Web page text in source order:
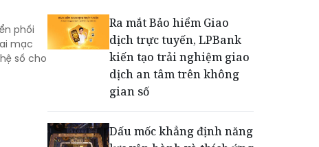
phối
mạc
số cho
Ra mắt Bảo hiểm Giao
dịch trực tuyến, LPBank
kiến tạo trải nghiệm giao
dịch an tâm trên không
gian số
Dấu mốc khẳng định năng